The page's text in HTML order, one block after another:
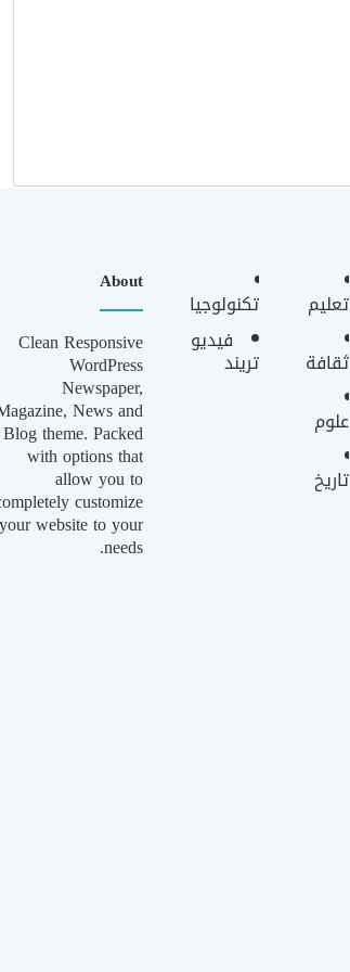
تعليم
ثقافة
علوم
تاريخ
تكنولوجيا
فيديو
تريند
About
Clean Responsive
WordPress
Newspaper,
News and
Blog theme. Packed
with options that
allow you to
customize
your website to your
needs.